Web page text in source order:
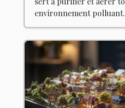
environnement